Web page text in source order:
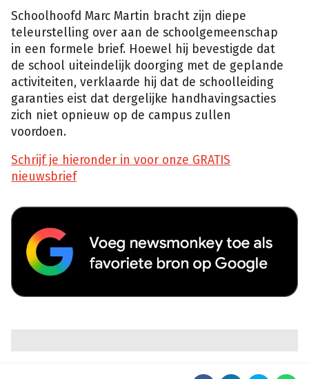
Schoolhoofd Marc Martin bracht zijn diepe
teleurstelling over aan de schoolgemeenschap
in een formele brief. Hoewel hij bevestigde dat
de school uiteindelijk doorging met de geplande
activiteiten, verklaarde hij dat de schoolleiding
garanties eist dat dergelijke handhavingsacties
zich niet opnieuw op de campus zullen
voordoen.
Schrijf je hieronder in voor onze GRATIS
nieuwsbrief